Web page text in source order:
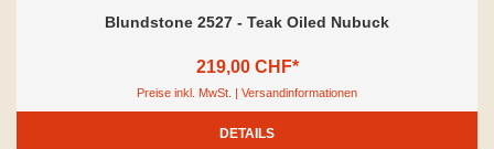
Blundstone 2527 - Teak Oiled Nubuck
219,00 CHF*
Preise inkl. MwSt. | Versandinformationen
DETAILS